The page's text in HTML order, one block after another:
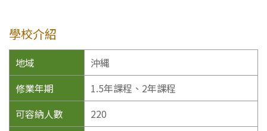
學校介紹
地域
沖縄
修業年期
1.5年課程、2年課程
可容納人數
220